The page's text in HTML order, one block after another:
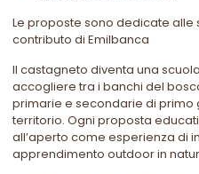
Le proposte sono dedicate
contributo di Emilbanca
Il castagneto diventa una
accogliere tra i banchi del
primarie e secondarie di primo
territorio. Ogni proposta
all’aperto come esperienza di
apprendimento outdoor in